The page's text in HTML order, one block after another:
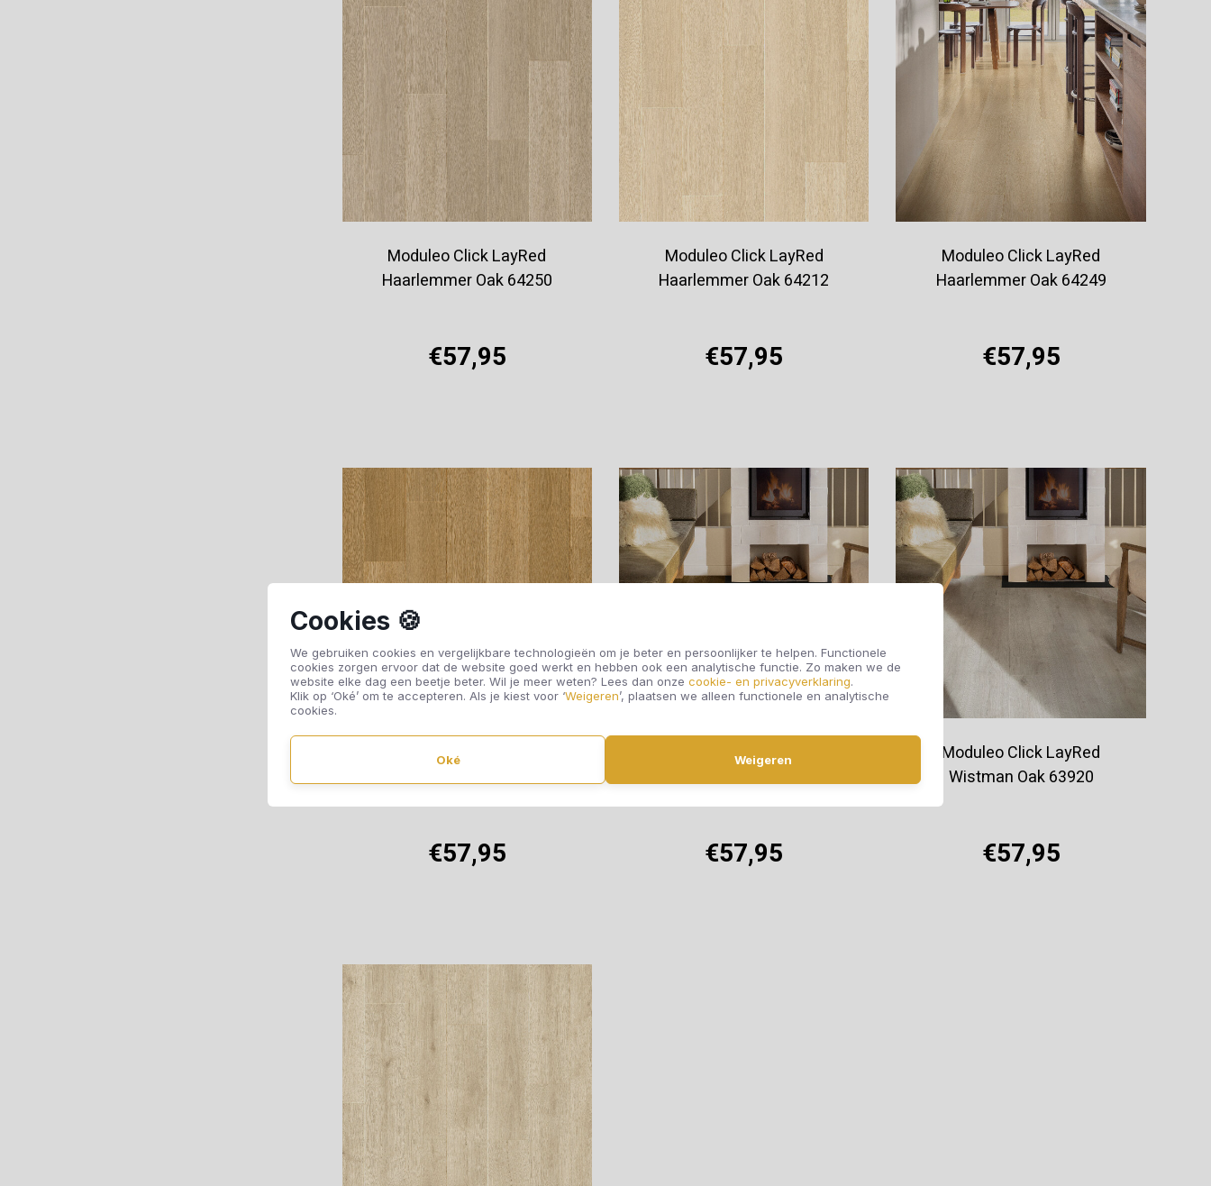
Cookies 🍪
We gebruiken cookies en vergelijkbare technologieën om je beter en persoonlijker te helpen. Functionele
cookies zorgen ervoor dat de website goed werkt en hebben ook een analytische functie. Zo maken we de
website elke dag een beetje beter. Wil je meer weten? Lees dan onze cookie- en privacyverklaring.
Klik op ‘Oké’ om te accepteren. Als je kiest voor ‘Weigeren’, plaatsen we alleen functionele en analytische
cookies.
Oké Weigeren
Moduleo Click LayRed
Haarlemmer Oak 64250
€57,95
Moduleo Click LayRed
Haarlemmer Oak 64212
€57,95
Moduleo Click LayRed
Haarlemmer Oak 64249
€57,95
Moduleo Click LayRed
Haarlemmer Oak 64831
€57,95
Moduleo Click LayRed
€57,95
Moduleo Click LayRed
Wistman Oak 63920
€57,95